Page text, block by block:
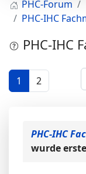
PHC-Forum
PHC-IHC
PHC-IHC
1 2
PHC-IHC
wurde